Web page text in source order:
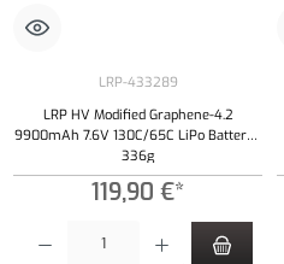
LRP-433289
LRP HV Modified Graphene-4.2
9900mAh 7.6V 130C/65C LiPo Battery -
336g
119,90 €*